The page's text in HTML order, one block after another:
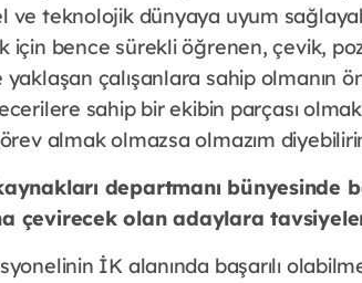
ve teknolojik dünyaya uyum
bence sürekli öğrenen, çevik,
çalışanlara sahip olmanın
sahip bir ekibin parçası
almak olmazsa olmazım
departmanı bünyesinde
çevirecek olan adaylara
İK alanında başarılı